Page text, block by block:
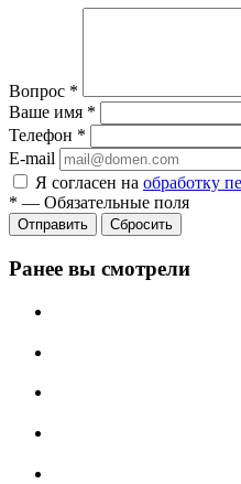
Вопрос *
Ваше имя *
Телефон *
E-mail
Я согласен на обработку
* — Обязательные поля
Отправить Сбросить
Ранее вы смотрели